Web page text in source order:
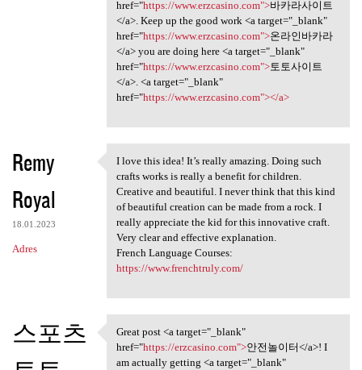
href="https://www.erzcasino.com">바카라사이트
</a>. Keep up the good work <a target="_blank"
href="https://www.erzcasino.com">온라인바카라
</a> you are doing here <a target="_blank"
href="https://www.erzcasino.com">토토사이트
</a>. <a target="_blank"
href="https://www.erzcasino.com"></a>
Remy
Royal
18.01.2023
Adres
I love this idea! It’s really
I love this idea! It’s really amazing. Doing such
crafts works is really a benefit for children.
Creative and beautiful. I never think that this kind
of beautiful creation can be made from a rock. I
really appreciate the kid for this innovative craft.
Very clear and effective explanation.
French Language Courses:
https://www.frenchtruly.com/
스포츠
Great post <a target="_blank"
Great post <a target="_blank"
href="https://erzcasino.com">안전놀이터</a>! I
am actually getting <a target="_blank"